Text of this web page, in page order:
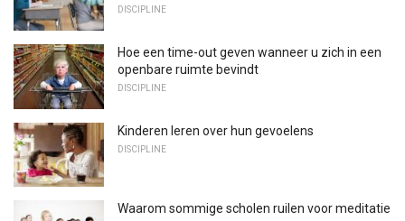
DISCIPLINE
Hoe een time-out geven wanneer u zich in een
openbare ruimte bevindt
DISCIPLINE
Kinderen leren over hun gevoelens
DISCIPLINE
Waarom sommige scholen ruilen voor meditatie